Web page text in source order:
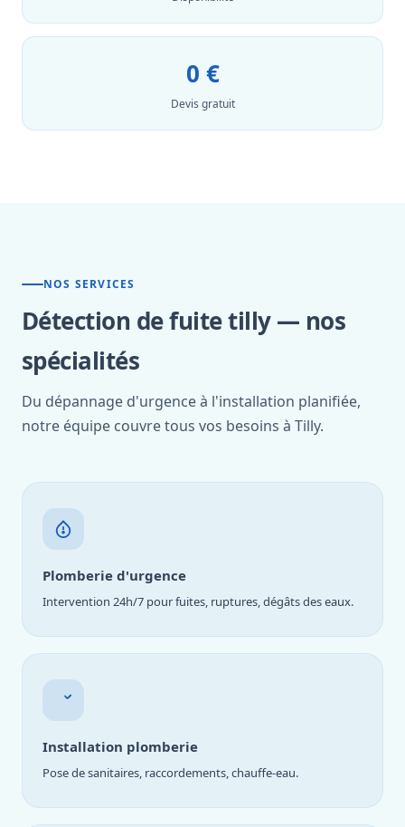
0 €
Devis gratuit
NOS SERVICES
Détection de fuite tilly — nos
spécialités
Du dépannage d'urgence à l'installation planifiée,
notre équipe couvre tous vos besoins à Tilly.
Plomberie d'urgence
Intervention 24h/7 pour fuites, ruptures, dégâts des eaux.
Installation plomberie
Pose de sanitaires, raccordements, chauffe-eau.